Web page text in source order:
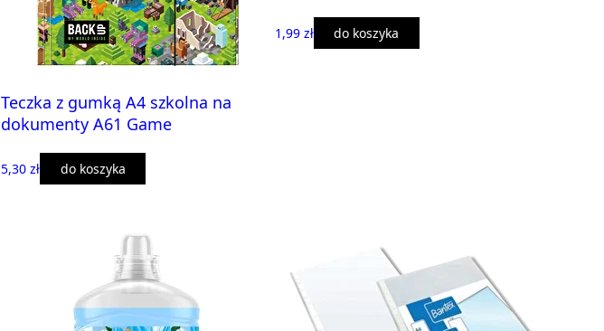
Teczka z gumką A4 szkolna na
dokumenty A61 Game
5,30 zł do koszyka
1,99 zł do koszyka